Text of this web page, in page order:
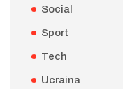
Social
Sport
Tech
Ucraina